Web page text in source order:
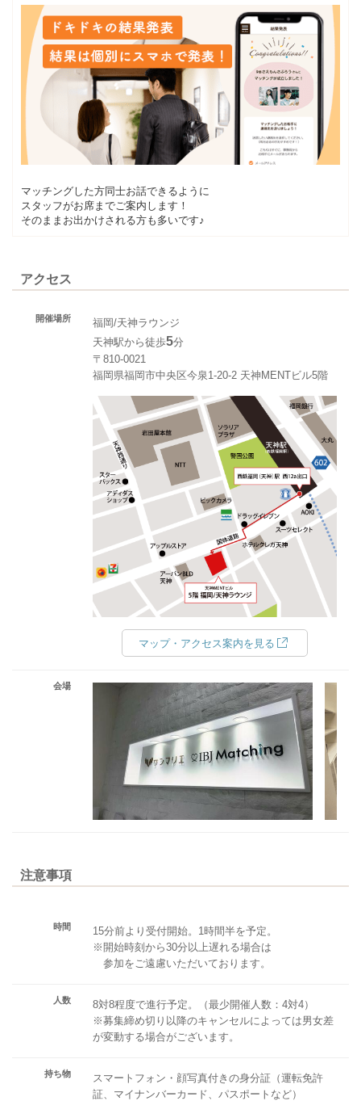
マッチングした方同士お話できるように
スタッフがお席までご案内します！
そのままお出かけされる方も多いです♪
アクセス
開催場所
福岡/天神ラウンジ
天神駅から徒歩5分
〒810-0021
福岡県福岡市中央区今泉1-20-2 天神MENTビル5階
マップ・アクセス案内を見る
会場
注意事項
時間
15分前より受付開始。1時間半を予定。
※開始時刻から30分以上遅れる場合は
参加をご遠慮いただいております。
人数
8対8程度で進行予定。（最少開催人数：4対4）
※募集締め切り以降のキャンセルによっては男女差
が変動する場合がございます。
持ち物
スマートフォン・顔写真付きの身分証（運転免許
証、マイナンバーカード、パスポートなど）